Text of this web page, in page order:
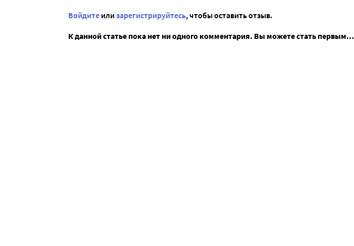
Войдите или зарегистрируйтесь, чтобы оставить отзыв.
К данной статье пока нет ни одного комментария. Вы можете стать первым...